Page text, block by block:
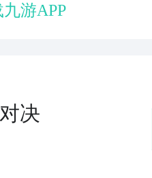
游APP
决